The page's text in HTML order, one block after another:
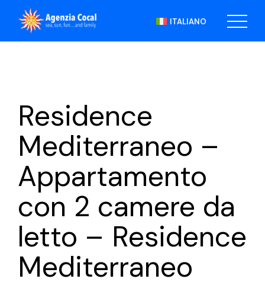
content
ITALIANO
Residence
Mediterraneo –
Appartamento
con 2 camere da
letto – Residence
Mediterraneo